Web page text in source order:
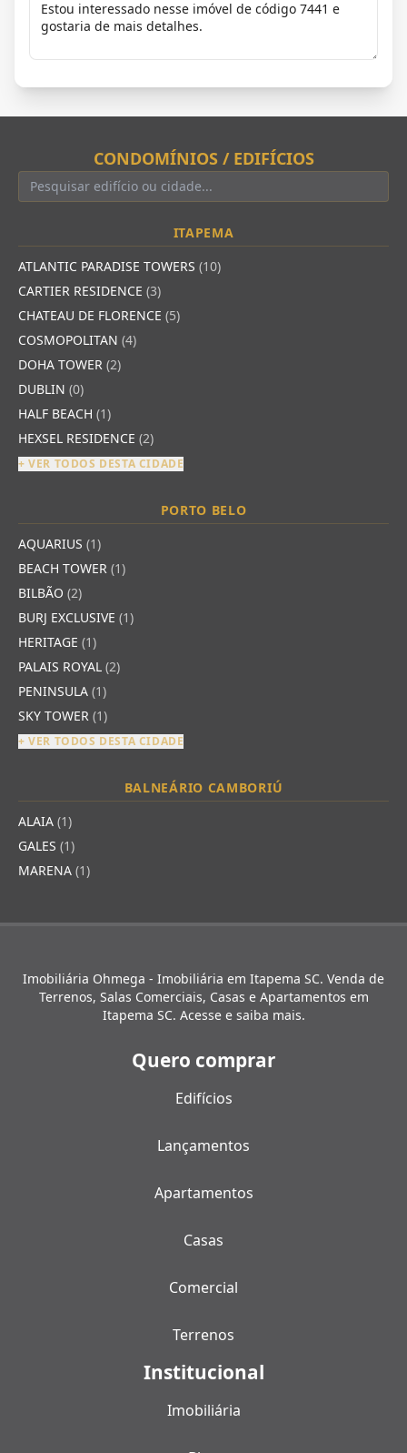
CONDOMÍNIOS / EDIFÍCIOS
ITAPEMA
ATLANTIC PARADISE TOWERS (10)
CARTIER RESIDENCE (3)
CHATEAU DE FLORENCE (5)
COSMOPOLITAN (4)
DOHA TOWER (2)
DUBLIN (0)
HALF BEACH (1)
HEXSEL RESIDENCE (2)
+ VER TODOS DESTA CIDADE
PORTO BELO
AQUARIUS (1)
BEACH TOWER (1)
BILBÃO (2)
BURJ EXCLUSIVE (1)
HERITAGE (1)
PALAIS ROYAL (2)
PENINSULA (1)
SKY TOWER (1)
+ VER TODOS DESTA CIDADE
BALNEÁRIO CAMBORIÚ
ALAIA (1)
GALES (1)
MARENA (1)
Imobiliária Ohmega - Imobiliária em Itapema SC. Venda de
Terrenos, Salas Comerciais, Casas e Apartamentos em
Itapema SC. Acesse e saiba mais.
Quero comprar
Edifícios
Lançamentos
Apartamentos
Casas
Comercial
Terrenos
Institucional
Imobiliária